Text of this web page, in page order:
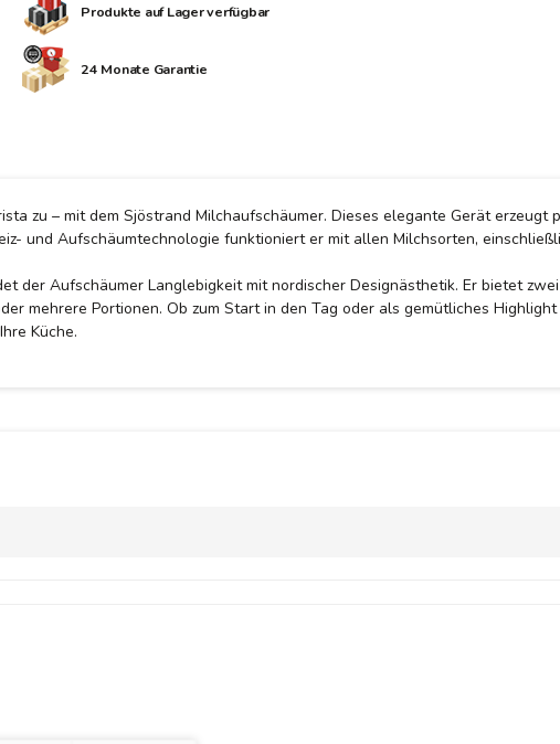
Produkte auf Lager verfügbar
24 Monate Garantie
zu – mit dem Sjöstrand Milchaufschäumer. Dieses elegante Gerät erzeugt
und Aufschäumtechnologie funktioniert er mit allen Milchsorten,
der Aufschäumer Langlebigkeit mit nordischer Designästhetik. Er bietet
mehrere Portionen. Ob zum Start in den Tag oder als gemütliches
Küche.